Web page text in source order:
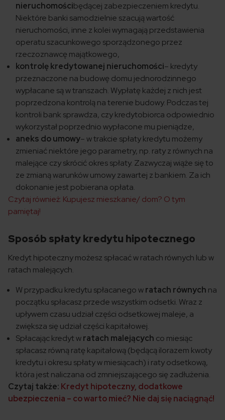
nieruchomościbędącej zabezpieczeniem kredytu.
Niektóre banki samodzielnie szacują wartość
nieruchomości, inne z kolei wymagają przedstawienia
operatu szacunkowego sporządzonego przez
rzeczoznawcę majątkowego,
kontrolę kredytowanej nieruchomości– kredyty
przeznaczone na budowę domu jednorodzinnego
wypłacane są w transzach. Wypłatę każdej z nich jest
poprzedzona kontrolą na terenie budowy. Podczas tej
kontroli bank sprawdza, czy kredytobiorca odpowiednio
wykorzystał poprzednio wypłacone mu pieniądze,
aneks do umowy– w trakcie spłaty kredytu możemy
zmieniać niektóre jego parametry, np. raty z równych na
malejące czy skrócić okres spłaty. Zazwyczaj wiąże się to
ze zmianą warunków umowy zawartej z bankiem. Za ich
dokonanie jest pobierana opłata.
Czytaj również: Kupujesz mieszkanie/ dom? O tym
pamiętaj!
Sposób spłaty kredytu hipotecznego
Kredyt hipoteczny możesz spłacać w ratach równych lub w
ratach malejących.
W przypadku kredytu spłacanego wratach równych na
początku spłacasz przede wszystkim odsetki. Wraz z
upływem czasu udział części odsetkowej maleje, a
zwiększa się udział części kapitałowej.
Spłacając kredyt wratach malejących co miesiąc
spłacasz równą ratę kapitałową (będącą ilorazem kwoty
kredytu i okresu spłaty w miesiącach) i raty odsetkową,
która jest naliczana od zmniejszającego się zadłużenia.
Czytaj także: Kredyt hipoteczny, dodatkowe
ubezpieczenia – co warto mieć? Nie daj się naciągnąć!